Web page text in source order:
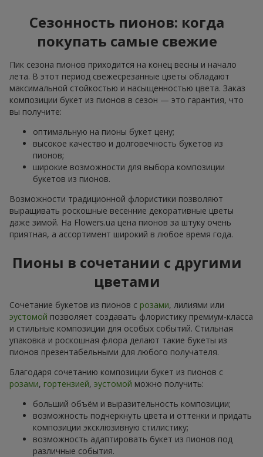
Сезонность пионов: когда
покупать самые свежие
Пик сезона пионов приходится на конец весны и начало
лета. В этот период свежесрезанные цветы обладают
максимальной стойкостью и насыщенностью цвета. Заказ
композиции букет из пионов в сезон — это гарантия, что
вы получите:
оптимальную на пионы букет цену;
высокое качество и долговечность букетов из
пионов;
широкие возможности для выбора композиции
букетов из пионов.
Возможности традиционной флористики позволяют
выращивать роскошные весенние декоративные цветы
даже зимой. На Flowers.ua цена пионов за штуку очень
приятная, а ассортимент широкий в любое время года.
Пионы в сочетании с другими
цветами
Сочетание букетов из пионов с розами, лилиями или
эустомой позволяет создавать флористику премиум-класса
и стильные композиции для особых событий. Стильная
упаковка и роскошная флора делают такие букеты из
пионов презентабельными для любого получателя.
Благодаря сочетанию композиции букет из пионов с
розами, гортензией, эустомой можно получить:
больший объём и выразительность композиции;
возможность подчеркнуть цвета и оттенки и придать
композиции эксклюзивную стилистику;
возможность адаптировать букет из пионов под
различные события.